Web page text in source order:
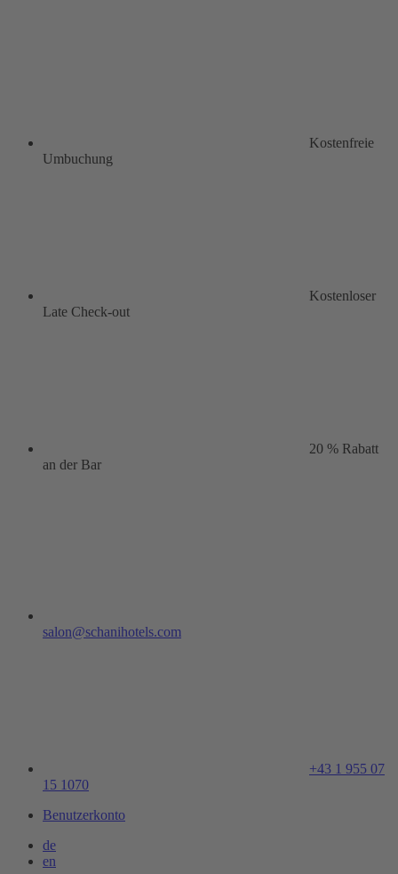
Kostenfreie
Umbuchung
Kostenloser
Late Check-out
20 % Rabatt
an der Bar
salon@schanihotels.com
+43 1 955 07
15 1070
Benutzerkonto
de
en